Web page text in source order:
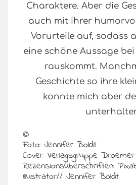
Charaktere. Aber die
auch mit ihrer
Vorurteile auf, sodass
eine schöne Aussage
rauskommt.
Geschichte so ihre
konnte mich aber
©
Foto: Jennifer Boldt
Cover: Verlagsgruppe
Rezensionsüberschriften:
Illustrator// Jennifer Boldt